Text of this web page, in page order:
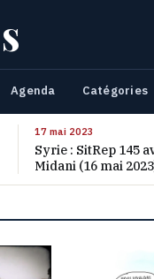
Agenda Catégories
17 mai 2023
Syrie : SitRep 145
Midani (16 mai